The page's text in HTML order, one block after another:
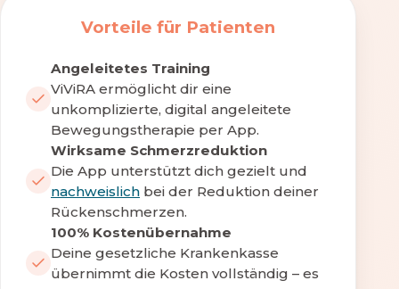
Vorteile für Patienten
Angeleitetes Training
ViViRA ermöglicht dir eine
unkomplizierte, digital angeleitete
Bewegungstherapie per App.
Wirksame Schmerzreduktion
Die App unterstützt dich gezielt und
nachweislich bei der Reduktion deiner
Rückenschmerzen.
100% Kostenübernahme
Deine gesetzliche Krankenkasse
übernimmt die Kosten vollständig – es